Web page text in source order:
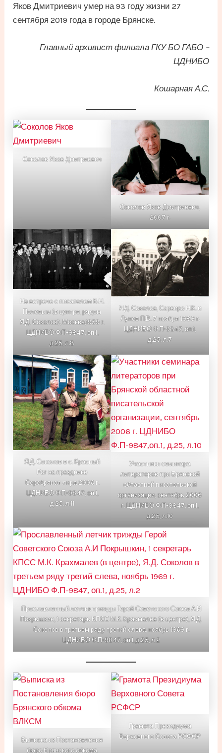
Яков Дмитриевич умер на 93 году жизни 27
сентября 2019 года в городе Брянске.
Главный архивист филиала ГКУ БО ГАБО –
ЦДНИБО
Кошарная А.С.
Соколов Яков Дмитриевич
Соколов Яков Дмитриевич,
2007 г.
На встрече с писателем Б.Н.
Полевым (в центре, рядом
Я.Д. Соколов), Москва,1959 г.
ЦДНИБО Ф.П-9847, оп.1,
д.25, л.8
Я.Д. Соколов, Сарвиро Н.К. и
Лунев П.В. 7 ноября 1983 г.
ЦДНИБО Ф.П-9847, оп.1,
д.25, л.7
Я.Д. Соколов в с. Красный
Рог на празднике
Серебряная лира 2006 г.
ЦДНИБО Ф.П-9847, оп.1,
д.25, л.11
Участники семинара
литераторов при Брянской
областной писательской
организации, сентябрь 2006
г. ЦДНИБО Ф.П-9847, оп.1,
д.25, л.10
Прославленный летчик трижды Герой Советского Союза А.И
Покрышкин, 1 секретарь КПСС М.К. Крахмалев (в центре), Я.Д.
Соколов в третьем ряду третий слева, ноябрь 1969 г.
ЦДНИБО Ф.П-9847, оп.1, д.25, л.2
Выписка из Постановления
бюро Брянского обкома
Грамота Президиума
Верховного Совета РСФСР